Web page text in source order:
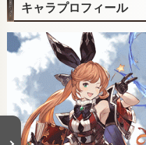
キャラプロフィール